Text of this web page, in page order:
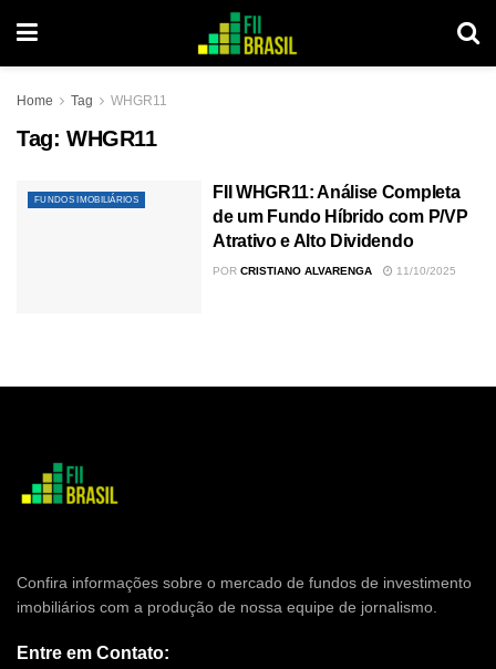
Home Tag WHGR11
Tag: WHGR11
FUNDOS IMOBILIÁRIOS
FII WHGR11: Análise Completa
de um Fundo Híbrido com P/VP
Atrativo e Alto Dividendo
POR CRISTIANO ALVARENGA 11/10/2025
Confira informações sobre o mercado de fundos de investimento
imobiliários com a produção de nossa equipe de jornalismo.
Entre em Contato: